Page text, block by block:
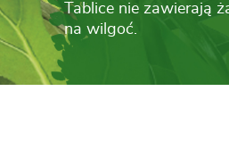
Tablice nie zawierają
na wilgoć.